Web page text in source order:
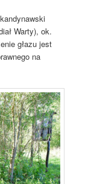
Warty), ok.
głazu jest
na